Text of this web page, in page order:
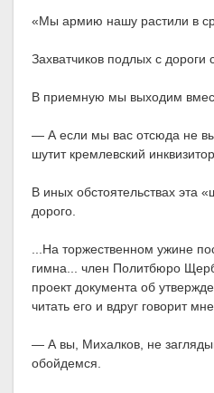
«Мы армию нашу растили в
Захватчиков подлых с дороги
В приемную мы выходим
— А если мы вас отсюда не
шутит кремлевский
В иных обстоятельствах эта
дорого.
...На торжественном ужине
гимна... член Политбюро
проект документа об
читать его и вдруг говорит
— А вы, Михалков, не
обойдемся.